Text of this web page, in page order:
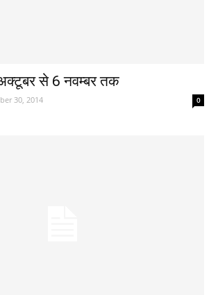
से 6 नवम्बर तक
30, 2014 0